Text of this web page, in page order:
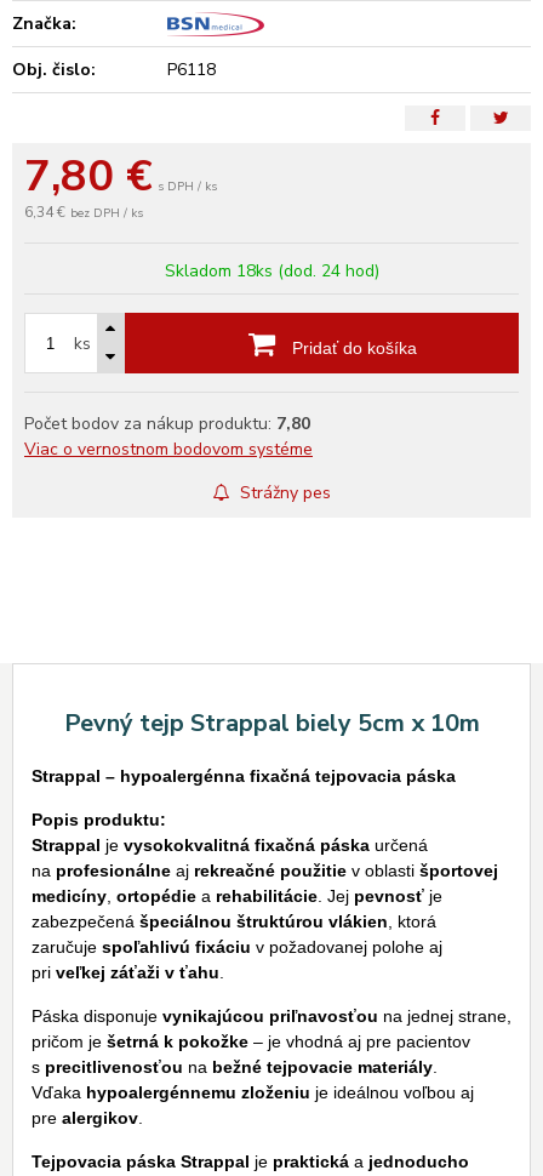
7,80 € s DPH / ks
6,34 € bez DPH / ks
Skladom 18ks (dod. 24 hod)
ks Pridať do košíka
Počet bodov za nákup produktu: 7,80
Viac o vernostnom bodovom systéme
Strážny pes
Značka:
Obj. čislo:
P6118
Pevný tejp Strappal biely 5cm x 10m
Strappal – hypoalergénna fixačná tejpovacia páska
Popis produktu:
Strappal je vysokokvalitná fixačná páska určená
na profesionálne aj rekreačné použitie v oblasti športovej
medicíny ortopédie a rehabilitácie . Jej pevnosť je
zabezpečená špeciálnou štruktúrou vlákien , ktorá
zaručuje spoľahlivú fixáciu v požadovanej polohe aj
pri veľkej záťaži v ťahu
Páska disponuje vynikajúcou priľnavosťou na jednej strane,
pričom je šetrná k pokožke – je vhodná aj pre pacientov
s precitlivenosťou na bežné tejpovacie materiály
Vďaka hypoalergénnemu zloženiu je ideálnou voľbou aj
pre alergikov
Tejpovacia páska Strappal je praktická a jednoducho